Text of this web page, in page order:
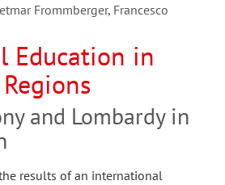
Frommberger, Francesco
Education in
and Lombardy in
results of an international